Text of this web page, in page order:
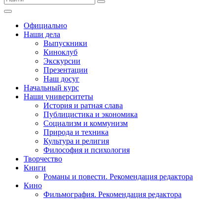
Официально
Наши дела
Выпускники
Киноклуб
Экскурсии
Презентации
Наш досуг
Начальный курс
Наши университеты
История и ратная слава
Публицистика и экономика
Социализм и коммунизм
Природа и техника
Культура и религия
Философия и психология
Творчество
Книги
Романы и повести. Рекомендация редактора
Кино
Фильмография. Рекомендация редактора